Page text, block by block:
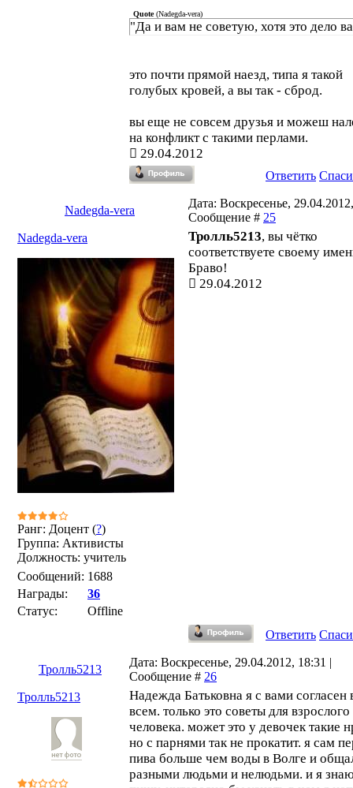
Quote(Nadegda-vera)
"Да и вам не советую, хотя это дело
это почти прямой наезд, типа я такой
голубых кровей, а вы так - сброд.
вы еще не совсем друзья и можеш
на конфликт с такими перлами.
29.04.2012
Ответить
Nadegda-vera
Дата: Воскресенье,
Сообщение # 25
Nadegda-vera
Ранг: Доцент (?)
Группа: Активисты
Должность: учитель
Сообщений: 1688
Награды:
36
Статус:
Offline
Тролль5213, вы чётко
соответствуете своему
Браво!
29.04.2012
Ответить
Тролль5213
Дата: Воскресенье, 29.04.2012, 18:31 |
Сообщение # 26
Тролль5213
Надежда Батьковна я с вами согласен
всем. только это советы для взрослого
человека. может это у девочек такие
но с парнями так не прокатит. я сам
пива больше чем воды в Волге и
разными людьми и нелюдьми. и я